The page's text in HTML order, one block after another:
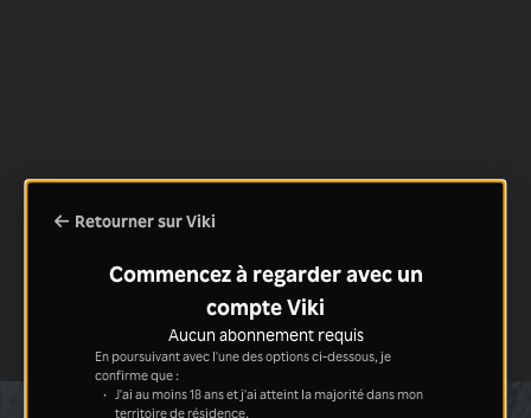
Retourner sur Viki
Commencez à regarder avec un
compte Viki
Aucun abonnement requis
En poursuivant avec l'une des options ci-dessous, je
confirme que :
J'ai au moins 18 ans et j'ai atteint la majorité dans mon
territoire de résidence.